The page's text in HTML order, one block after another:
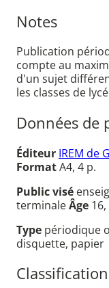
Notes
Publication
compte au
d'un sujet
les classes de
Données de
Éditeur IREM de
FormatA4, 4 p.
Public visé
terminaleÂge
Type périodique
disquette, papier
Classification